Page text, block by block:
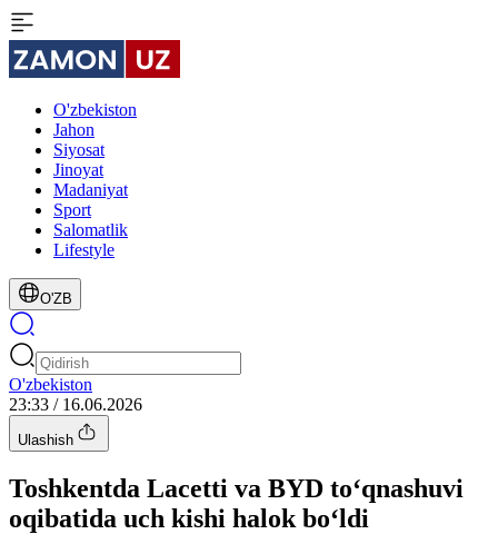
O'zbekiston
Jahon
Siyosat
Jinoyat
Madaniyat
Sport
Salomatlik
Lifestyle
O'ZB
O'zbekiston
23:33 / 16.06.2026
Ulashish
Toshkentda Lacetti va BYD to‘qnashuvi
oqibatida uch kishi halok bo‘ldi